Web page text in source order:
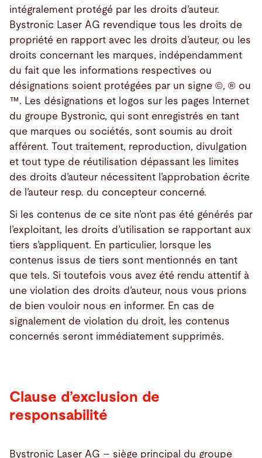
intégralement protégé par les droits d’auteur.
Bystronic Laser AG revendique tous les droits de
propriété en rapport avec les droits d’auteur, ou les
droits concernant les marques, indépendamment
du fait que les informations respectives ou
désignations soient protégées par un signe ©, ® ou
™. Les désignations et logos sur les pages Internet
du groupe Bystronic, qui sont enregistrés en tant
que marques ou sociétés, sont soumis au droit
afférent. Tout traitement, reproduction, divulgation
et tout type de réutilisation dépassant les limites
des droits d’auteur nécessitent l’approbation écrite
de l’auteur resp. du concepteur concerné.
Si les contenus de ce site n’ont pas été générés par
l’exploitant, les droits d’utilisation se rapportant aux
tiers s’appliquent. En particulier, lorsque les
contenus issus de tiers sont mentionnés en tant
que tels. Si toutefois vous avez été rendu attentif à
une violation des droits d’auteur, nous vous prions
de bien vouloir nous en informer. En cas de
signalement de violation du droit, les contenus
concernés seront immédiatement supprimés.
Clause d’exclusion de
responsabilité
Bystronic Laser AG – siège principal du groupe